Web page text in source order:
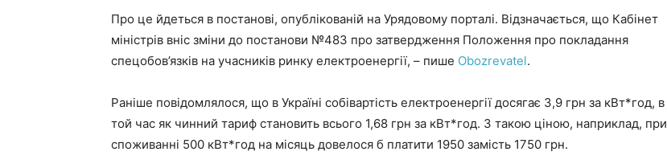
Про це йдеться в постанові, опублікованій на Урядовому порталі. Відзначається, що Кабінет
міністрів вніс зміни до постанови №483 про затвердження Положення про покладання
спецобов’язків на учасників ринку електроенергії, – пише Оbozrevatel.
Раніше повідомлялося, що в Україні собівартість електроенергії досягає 3,9 грн за кВт*год, в
той час як чинний тариф становить всього 1,68 грн за кВт*год. З такою ціною, наприклад, при
споживанні 500 кВт*год на місяць довелося б платити 1950 замість 1750 грн.